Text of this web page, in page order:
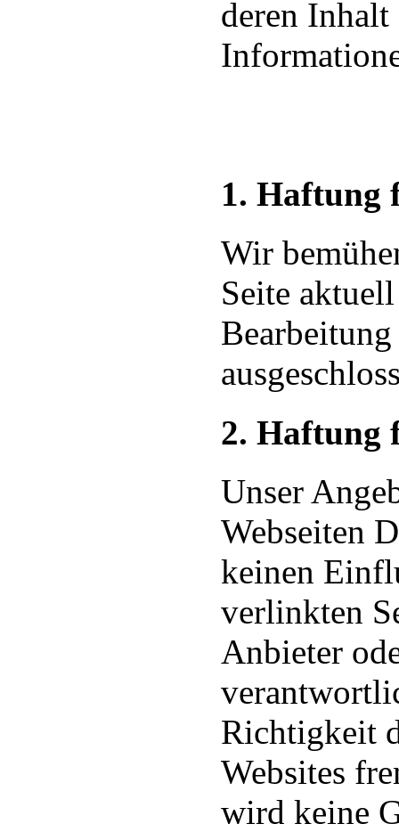
deren
1. Haftung
Wir
Seite
2. Haftung
Unser
Webseiten
keinen
verlinkten
Anbieter
Richtigkeit
Websites
wird keine